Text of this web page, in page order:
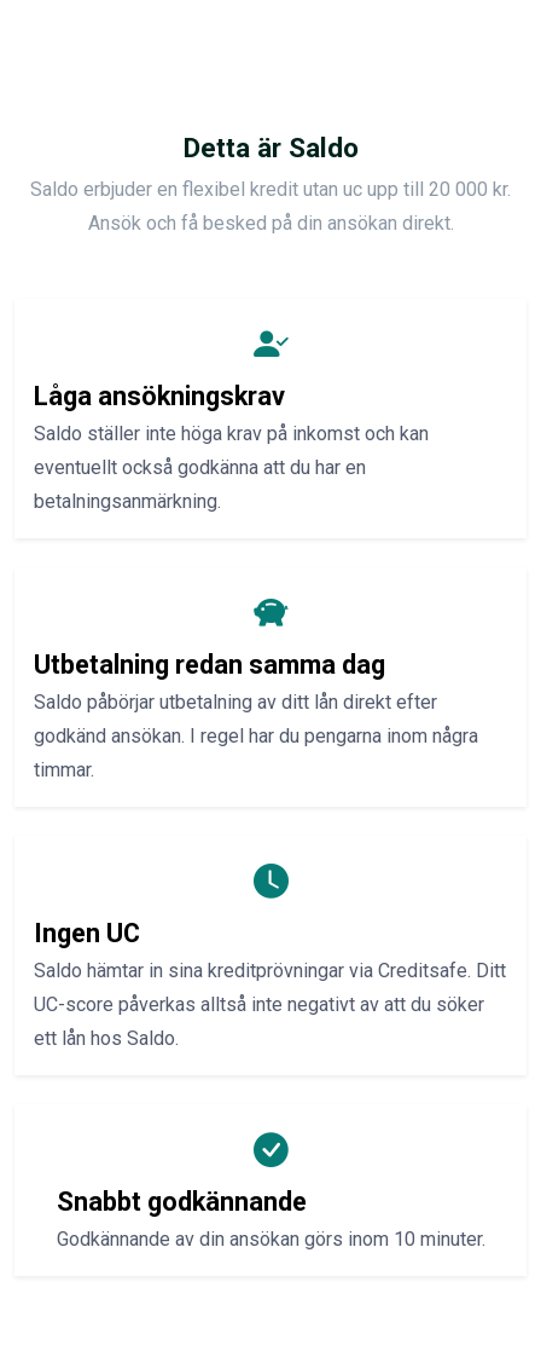
Detta är Saldo
Saldo erbjuder en flexibel kredit utan uc upp till 20 000 kr.
Ansök och få besked på din ansökan direkt.
Låga ansökningskrav
Saldo ställer inte höga krav på inkomst och kan
eventuellt också godkänna att du har en
betalningsanmärkning.
Utbetalning redan samma dag
Saldo påbörjar utbetalning av ditt lån direkt efter
godkänd ansökan. I regel har du pengarna inom några
timmar.
Ingen UC
Saldo hämtar in sina kreditprövningar via Creditsafe. Ditt
UC-score påverkas alltså inte negativt av att du söker
ett lån hos Saldo.
Snabbt godkännande
Godkännande av din ansökan görs inom 10 minuter.